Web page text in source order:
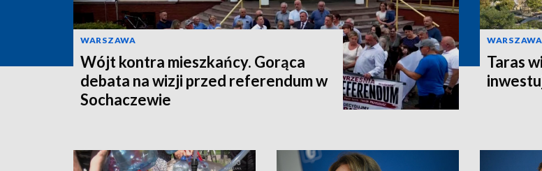
WARSZAWA
Wójt kontra mieszkańcy. Gorąca
debata na wizji przed referendum w
Sochaczewie
WARSZAWA
Taras